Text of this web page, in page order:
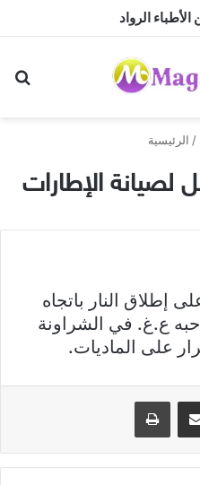
الرواد
/ الرئيسية
لصيانة الإطارات
النار باتجاه
ع.غ. في الشراونة
على الماديات.
مشاركة عبر البريد طباعة